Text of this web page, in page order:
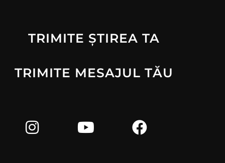
TRIMITE ȘTIREA TA
TRIMITE MESAJUL TĂU